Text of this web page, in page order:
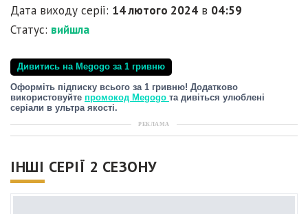
Дата виходу серії: 14 лютого 2024 в 04:59
Статус: вийшла
Дивитись на Megogo за 1 гривню
Оформіть підписку всього за 1 гривню! Додатково
використовуйте промокод Megogo та дивіться улюблені
серіали в ультра якості.
РЕКЛАМА
ІНШІ СЕРІЇ 2 СЕЗОНУ